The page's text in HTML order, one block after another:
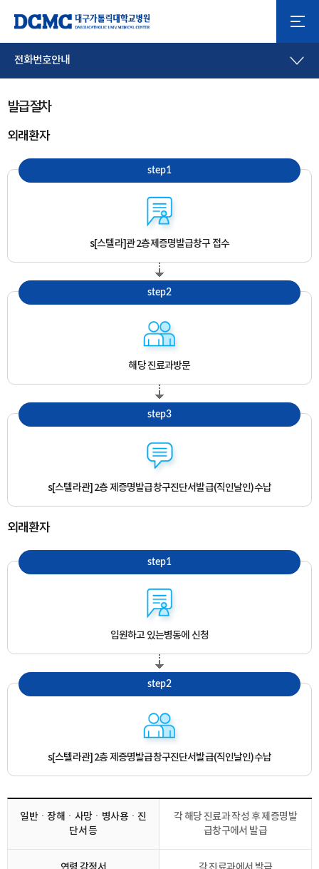
전화번호안내
발급절차
외래환자
step1
s[스텔라]관 2층제증명발급창구 접수
step2
해당 진료과방문
step3
s[스텔라관] 2층 제증명발급창구진단서발급(직인날인)수납
외래환자
step1
입원하고 있는병동에 신청
step2
s[스텔라관] 2층 제증명발급창구진단서발급(직인날인)수납
일반ㆍ장해ㆍ사망ㆍ병사용ㆍ진
단서 등
각 해당 진료과 작성 후 제증명발
급창구에서 발급